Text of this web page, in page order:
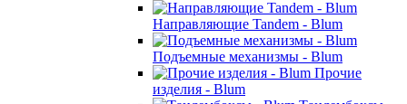
Направляющие Tandem - Blum
Подъемные механизмы - Blum
Прочие
изделия - Blum